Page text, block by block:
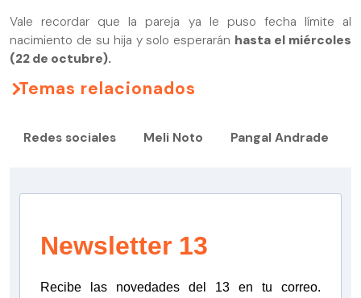
Vale recordar que la pareja ya le puso fecha límite al
nacimiento de su hija y solo esperarán hasta el miércoles
(22 de octubre).
Temas relacionados
Redes sociales Meli Noto Pangal Andrade
Newsletter 13
Recibe las novedades del 13 en tu correo.